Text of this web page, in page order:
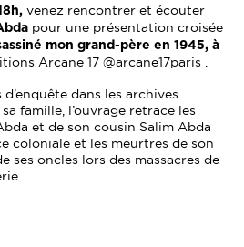
venez rencontrer et écouter
pour une présentation croisée
mon grand-père en 1945, à
Arcane 17 @arcane17paris .
dans les archives
famille, l’ouvrage retrace les
et de son cousin Salim Abda
coloniale et les meurtres de son
ses oncles lors des massacres de